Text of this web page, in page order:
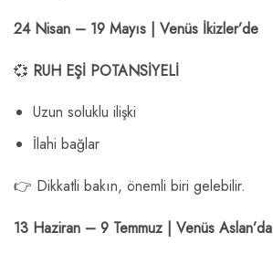
24 Nisan – 19 Mayıs | Venüs İkizler’de
💞 RUH EŞİ POTANSİYELİ
Uzun soluklu ilişki
İlahi bağlar
👉 Dikkatli bakın, önemli biri gelebilir.
13 Haziran – 9 Temmuz | Venüs Aslan’da